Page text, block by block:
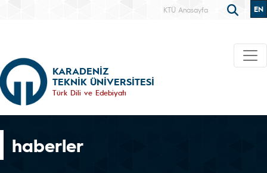
KTÜ Anasayfa EN
KARADENİZ
TEKNİK ÜNİVERSİTESİ
Türk Dili ve Edebiyatı
haberler